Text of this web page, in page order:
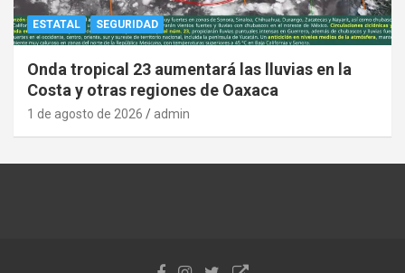
ESTATAL SEGURIDAD
Onda tropical 23 aumentará las lluvias en la
Costa y otras regiones de Oaxaca
1 de agosto de 2026 admin